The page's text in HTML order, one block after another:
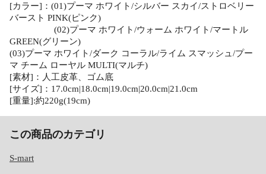
[カラー]：(01)プーマ ホワイト/シルバー スカイ/ストロベリー
バースト PINK(ピンク)
(02)プーマ ホワイト/ウォーム ホワイト/マートル
GREEN(グリーン)
(03)プーマ ホワイト/ダーク コーラル/ライム スマッシュ/プー
マ チーム ローヤル MULTI(マルチ)
[素材]：人工皮革、ゴム底
[サイズ]：17.0cm|18.0cm|19.0cm|20.0cm|21.0cm
[重量]:約220g(19cm)
この商品のカテゴリ
S-mart